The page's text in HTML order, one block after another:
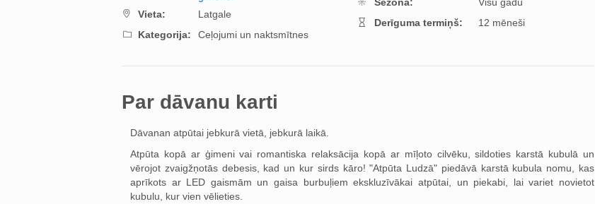
Vieta:
Latgale
Kategorija:
Ceļojumi un naktsmītnes
Derīguma termiņš:
12 mēneši
Par dāvanu karti
Dāvanan atpūtai jebkurā vietā, jebkurā laikā.
Atpūta kopā ar ģimeni vai romantiska relaksācija kopā ar mīļoto cilvēku, sildoties karstā kubulā un
vērojot zvaigžņotās debesis, kad un kur sirds kāro! "Atpūta Ludzā" piedāvā karstā kubula nomu, kas
aprīkots ar LED gaismām un gaisa burbuļiem ekskluzīvākai atpūtai, un piekabi, lai variet novietot
kubulu, kur vien vēlieties.